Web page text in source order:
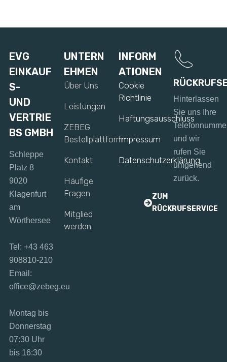
EVG
EINKAUF
S-
UND
VERTRIE
BS GMBH
Schleppe
Platz 8
9020
Klagenfurt
am
Wörthersee
Tel: +43 463
908810-210
Email:
office@zebeg.eu
Montag bis
Donnerstag
07:30 Uhr
bis 16:30
UNTERN
EHMEN
Über Uns
Leistungen
ZEBEG
Bestellplattform
Kontakt
Häufige
Fragen
Mitglied
werden
INFORM
ATIONEN
Cookie
Richtlinie
Haftungsausschluss
Impressum
Datenschutzerklärung
Hinterlassen
Sie uns Ihre
und wir
rufen Sie
umgehend
zurück.
ZUM
RÜCKRUFSERVICE